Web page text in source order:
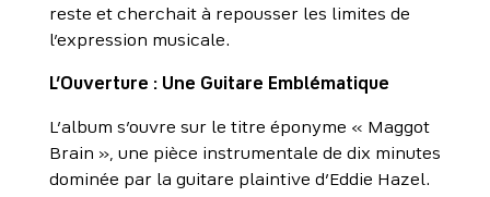
reste et cherchait à repousser les limites de
l’expression musicale.
L’Ouverture : Une Guitare Emblématique
L’album s’ouvre sur le titre éponyme « Maggot
Brain », une pièce instrumentale de dix minutes
dominée par la guitare plaintive d’Eddie Hazel.